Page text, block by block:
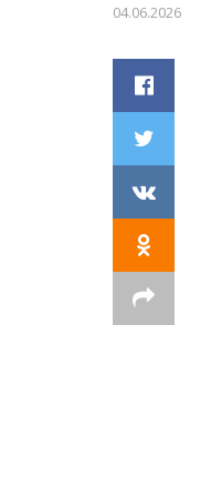
04.06.2026